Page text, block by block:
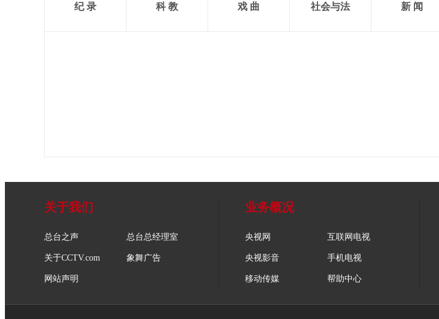
纪 录
科 教
戏 曲
社会与法
新 闻
关于我们
总台之声 总台总经理室
关于CCTV.com 象舞广告
网站声明
业务概况
央视网 互联网电视
央视影音 手机电视
移动传媒 帮助中心